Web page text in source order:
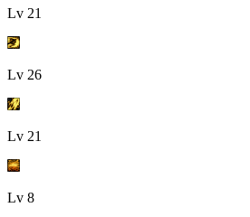
Lv 21
Lv 26
Lv 21
Lv 8